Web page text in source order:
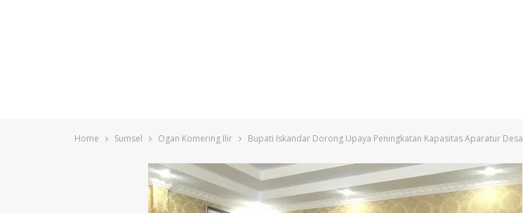
Home Sumsel Ogan Komering Ilir Bupati Iskandar Dorong Upaya Peningkatan Kapasitas Aparatur Desa